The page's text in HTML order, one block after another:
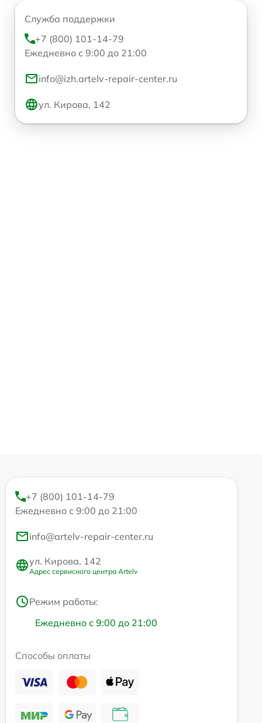
Служба поддержки
+7 (800) 101-14-79
Ежедневно с 9:00 до 21:00
info@izh.artelv-repair-center.ru
ул. Кирова, 142
+7 (800) 101-14-79
Ежедневно с 9:00 до 21:00
info@artelv-repair-center.ru
ул. Кирова, 142
Адрес сервисного центра Artelv
Режим работы:
Ежедневно с 9:00 до 21:00
Способы оплаты